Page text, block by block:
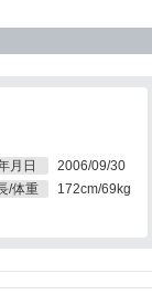
月日
2006/09/30
/体重
172cm/69kg